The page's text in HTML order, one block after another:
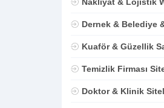
Dernek & Belediye
Kuaför & Güzellik
Temizlik Firması
Doktor & Klinik